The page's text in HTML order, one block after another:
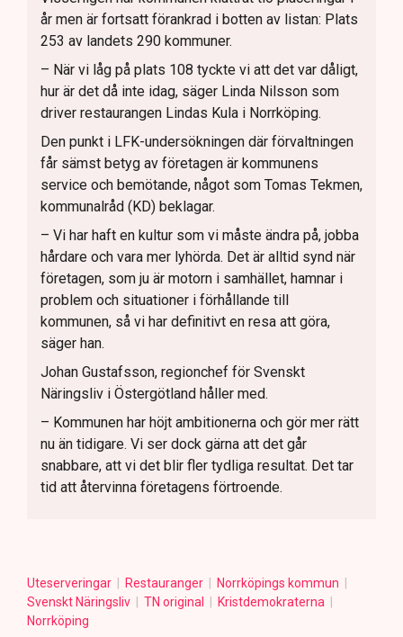
år men är fortsatt förankrad i botten av listan: Plats
253 av landets 290 kommuner.
– När vi låg på plats 108 tyckte vi att det var dåligt,
hur är det då inte idag, säger Linda Nilsson som
driver restaurangen Lindas Kula i Norrköping.
Den punkt i LFK-undersökningen där förvaltningen
får sämst betyg av företagen är kommunens
service och bemötande, något som Tomas Tekmen,
kommunalråd (KD) beklagar.
– Vi har haft en kultur som vi måste ändra på, jobba
hårdare och vara mer lyhörda. Det är alltid synd när
företagen, som ju är motorn i samhället, hamnar i
problem och situationer i förhållande till
kommunen, så vi har definitivt en resa att göra,
säger han.
Johan Gustafsson, regionchef för Svenskt
Näringsliv i Östergötland håller med.
– Kommunen har höjt ambitionerna och gör mer rätt
nu än tidigare. Vi ser dock gärna att det går
snabbare, att vi det blir fler tydliga resultat. Det tar
tid att återvinna företagens förtroende.
Uteserveringar Restauranger
Norrköpings kommun
Svenskt Näringsliv
TN original
Kristdemokraterna
Norrköping